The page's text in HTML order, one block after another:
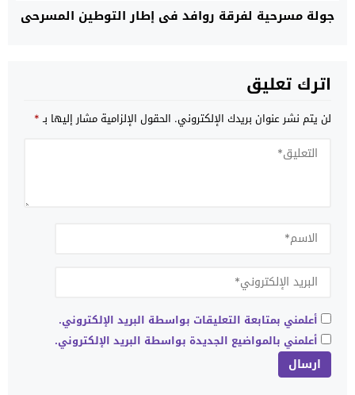
جولة مسرحية لفرقة روافد في إطار التوطين المسرحي
اترك تعليق
لن يتم نشر عنوان بريدك الإلكتروني. الحقول الإلزامية مشار إليها بـ*
أعلمني بمتابعة التعليقات بواسطة البريد الإلكتروني.
أعلمني بالمواضيع الجديدة بواسطة البريد الإلكتروني.